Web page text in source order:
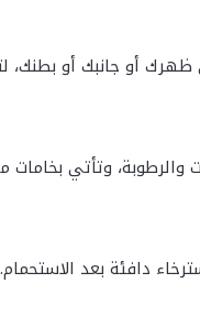
أو جانبك أو بطنك،
والرطوبة، وتأتي
دافئة بعد الاستحمام.